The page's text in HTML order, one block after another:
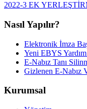
2022-3 EK
Nasıl Yapılır?
Elektronik İmza
Yeni EBYS
E-Nabız Tanı
Gizlenen E-Nabız
Kurumsal